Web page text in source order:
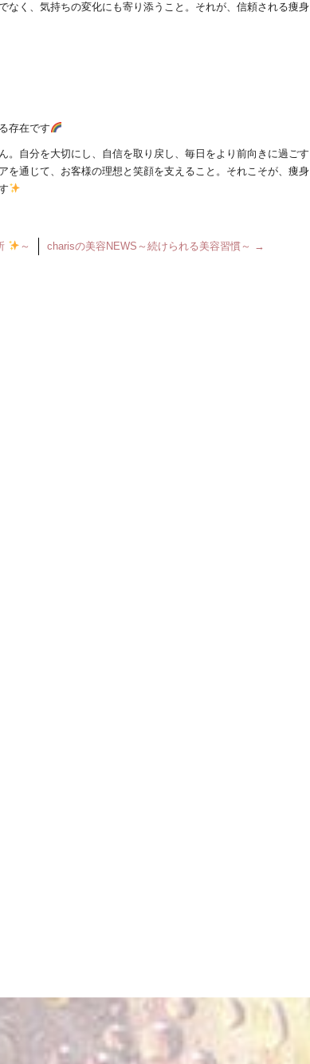
なく、気持ちの変化にも寄り添うこと。それが、信頼される痩身
存在です
。自分を大切にし、自信を取り戻し、毎日をより前向きに過ごす
を通じて、お客様の理想と笑顔を支えること。それこそが、痩身
～ charisの美容NEWS～続けられる美容習慣～ →